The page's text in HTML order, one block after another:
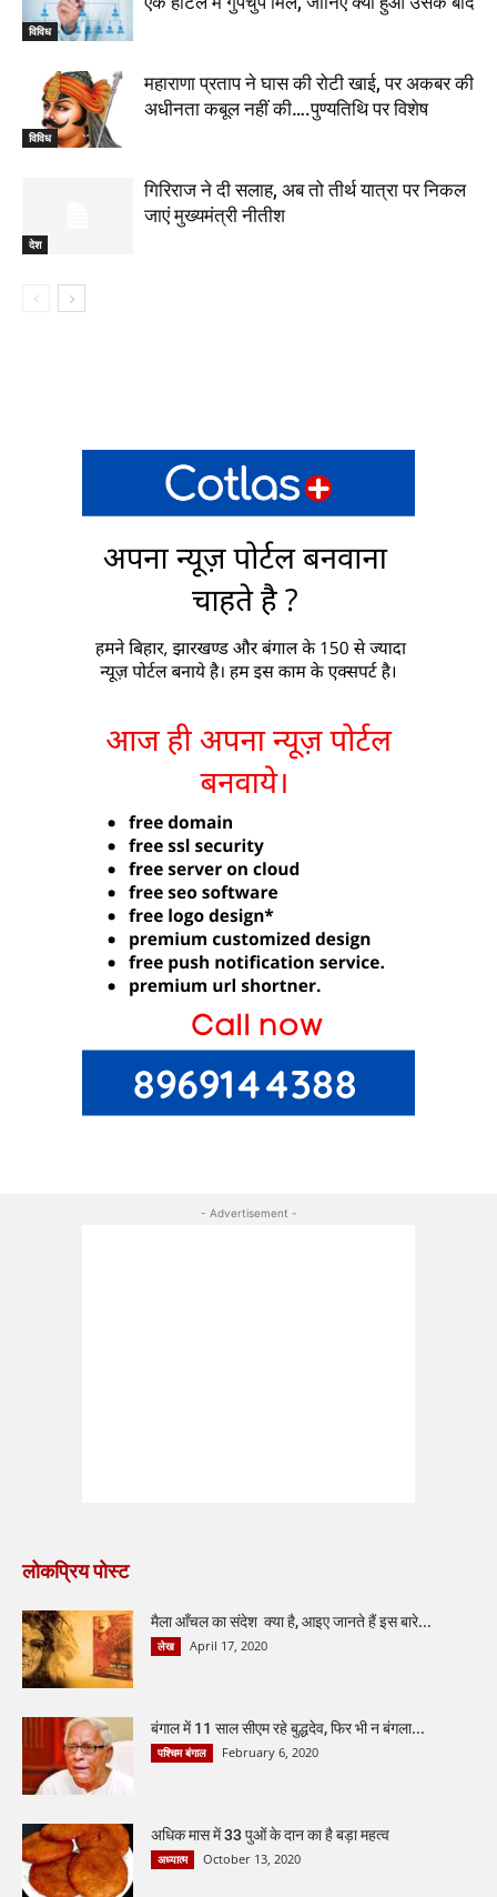
विविध
विविध
महाराणा प्रताप ने घास की रोटी खाई, पर अकबर की
अधीनता कबूल नहीं की….पुण्यतिथि पर विशेष
देश
गिरिराज ने दी सलाह, अब तो तीर्थ यात्रा पर निकल
जाएं मुख्यमंत्री नीतीश
- Advertisement -
लोकप्रिय पोस्ट
मैला आँचल का संदेश क्या है, आइए जानते हैं इस बारे...
लेख April 17, 2020
बंगाल में 11 साल सीएम रहे बुद्धदेव, फिर भी न बंगला...
पश्चिम बंगाल February 6, 2020
अधिक मास में 33 पुओं के दान का है बड़ा महत्व
अध्यात्म October 13, 2020